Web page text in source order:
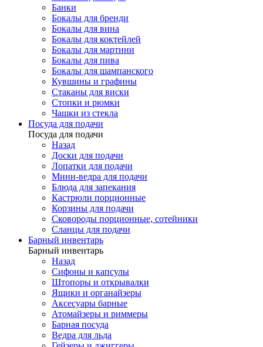
Банки
Бокалы для бренди
Бокалы для вина
Бокалы для коктейлей
Бокалы для мартини
Бокалы для пива
Бокалы для шампанского
Кувшины и графины
Стаканы для виски
Стопки и рюмки
Чашки из стекла
Посуда для подачи
Посуда для подачи
Назад
Доски для подачи
Лопатки для подачи
Мини-ведра для подачи
Блюда для запекания
Кастрюли порционные
Корзины для подачи
Сковороды порционные, сотейники
Сланцы для подачи
Барный инвентарь
Барный инвентарь
Назад
Сифоны и капсулы
Штопоры и открывалки
Ящики и органайзеры
Аксесуары барные
Атомайзеры и риммеры
Барная посуда
Ведра для льда